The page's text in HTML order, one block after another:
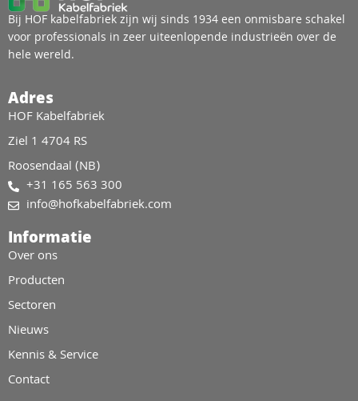
Bij HOF kabelfabriek zijn wij sinds 1934 een onmisbare schakel
voor professionals in zeer uiteenlopende industrieën over de
hele wereld.
Adres
HOF Kabelfabriek
Ziel 1 4704 RS
Roosendaal (NB)
+31 165 563 300
info@hofkabelfabriek.com
Informatie
Over ons
Producten
Sectoren
Nieuws
Kennis & Service
Contact